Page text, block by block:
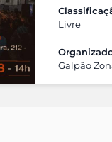
Livre
Galpão